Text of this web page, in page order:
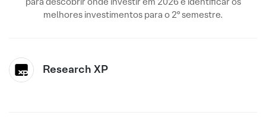
melhores investimentos para o 2º semestre.
Research XP